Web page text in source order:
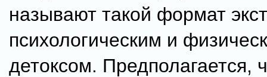
называют такой формат
психологическим и
детоксом. Предполагается,